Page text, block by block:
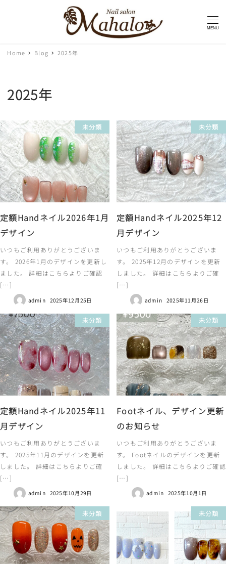
MENU
Home Blog 2025年
2025年
未分類
定額Handネイル2026年1月
デザイン
いつもご利用ありがとうございま
す。 2026年1月のデザインを更新し
ました。 詳細はこちらよりご確認
[…]
admin 2025年12月25日
未分類
定額Handネイル2025年12
月デザイン
いつもご利用ありがとうございま
す。 2025年12月のデザインを更新
しました。 詳細はこちらよりご確
[…]
admin 2025年11月26日
未分類
定額Handネイル2025年11
月デザイン
いつもご利用ありがとうございま
す。 2025年11月のデザインを更新
しました。 詳細はこちらよりご確
[…]
admin 2025年10月29日
未分類
Footネイル、デザイン更新
のお知らせ
いつもご利用ありがとうございま
す。 Footネイルのデザインを更新
しました。 詳細はこちらよりご確認
[…]
admin 2025年10月1日
未分類 未分類